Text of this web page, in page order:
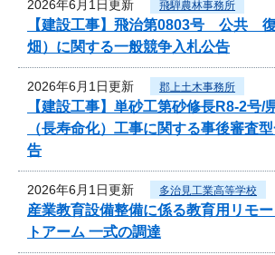
2026年6月1日更新 飛騨農林事務所
【建設工事】飛治第0803号 公共
畑）に関する一般競争入札公告
2026年6月1日更新 郡上土木事務所
【建設工事】単砂工第砂修長R8-2号/
（長寿命化）工事に関する事後審査
告
2026年6月1日更新 多治見工業高等学校
産業教育設備整備に係る教育用リモ
トアーム 一式の調達